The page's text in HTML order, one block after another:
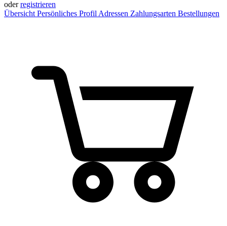
oderregistrieren
Übersicht Persönliches Profil Adressen Zahlungsarten Bestellungen